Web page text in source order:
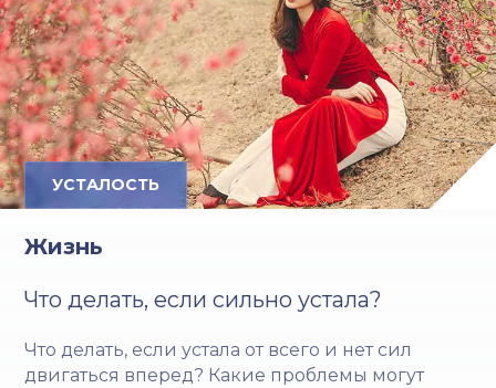
УСТАЛОСТЬ
Жизнь
Что делать, если сильно устала?
Что делать, если устала от всего и нет сил
двигаться вперед? Какие проблемы могут